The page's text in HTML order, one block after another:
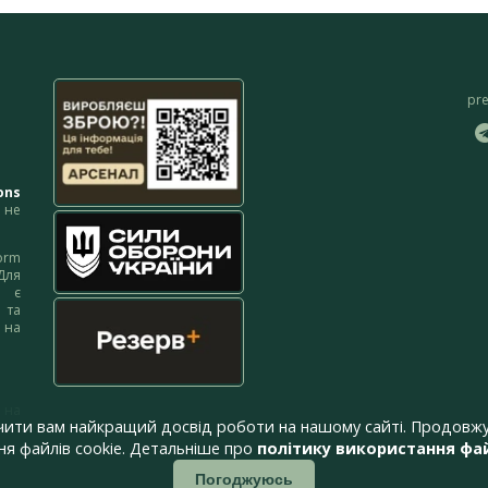
є
на
вам найкращий досвід роботи на нашому сайті.
файлів cookie. Детальніше про політику використання
Погоджуюсь